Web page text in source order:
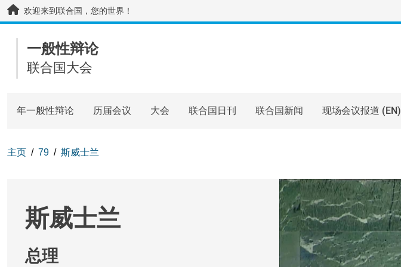
Skip to main content / navigation
欢迎来到联合国，您的世界！
一般性辩论
联合国大会
年一般性辩论 历届会议 大会 联合国日刊 联合国新闻 现场会议报道 (EN)
主页 79 斯威士兰
斯威士兰
总理